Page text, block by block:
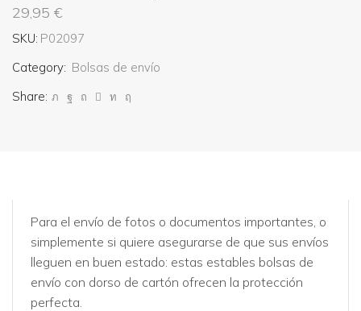
29,95 €
SKU: P02097
Category: Bolsas de envío
Share:
Para el envío de fotos o documentos importantes, o
simplemente si quiere asegurarse de que sus envíos
lleguen en buen estado: estas estables bolsas de
envío con dorso de cartón ofrecen la protección
perfecta.